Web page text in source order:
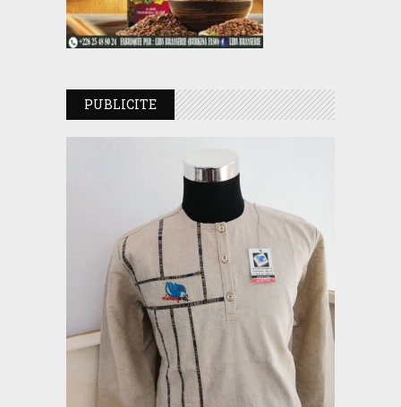
PUBLICITE